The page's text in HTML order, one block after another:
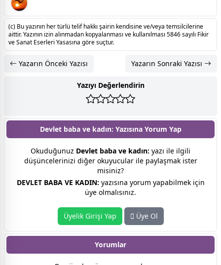
(c) Bu yazının her türlü telif hakkı şairin kendisine ve/veya temsilcilerine
aittir. Yazının izin alınmadan kopyalanması ve kullanılması 5846 sayılı Fikir
ve Sanat Eserleri Yasasına göre suçtur.
Yazarın Önceki Yazısı Yazarın Sonraki Yazısı
Yazıyı Değerlendirin
Devlet baba ve kadın: Yazısına Yorum Yap
Okuduğunuz Devlet baba ve kadın: yazı ile ilgili
düşüncelerinizi diğer okuyucular ile paylaşmak ister
misiniz?
DEVLET BABA VE KADIN: yazısına yorum yapabilmek için
üye olmalısınız.
Üyelik Girişi Yap Üye Ol
Yorumlar